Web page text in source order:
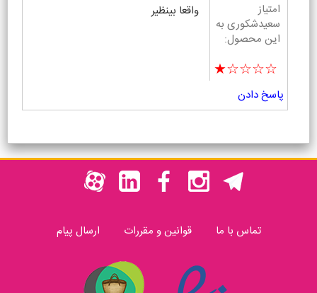
امتیاز
سعیدشکوری به
این محصول:
★☆☆☆☆
واقعا بینظیر
پاسخ دادن
تماس با ما قوانین و مقررات ارسال پیام